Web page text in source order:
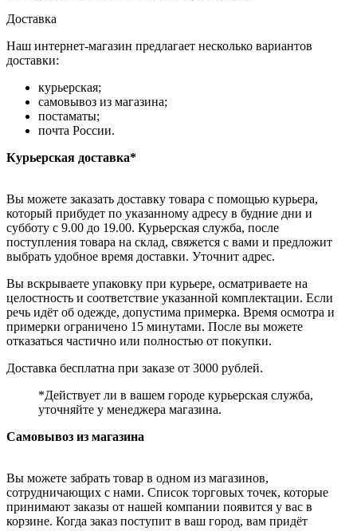
Доставка
Наш интернет-магазин предлагает несколько вариантов
доставки:
курьерская;
самовывоз из магазина;
постаматы;
почта России.
Курьерская доставка*
Вы можете заказать доставку товара с помощью курьера,
который прибудет по указанному адресу в будние дни и
субботу с 9.00 до 19.00. Курьерская служба, после
поступления товара на склад, свяжется с вами и предложит
выбрать удобное время доставки. Уточнит адрес.
Вы вскрываете упаковку при курьере, осматриваете на
целостность и соответствие указанной комплектации. Если
речь идёт об одежде, допустима примерка. Время осмотра и
примерки ограничено 15 минутами. После вы можете
отказаться частично или полностью от покупки.
Доставка бесплатна при заказе от 3000 рублей.
*Действует ли в вашем городе курьерская служба,
уточняйте у менеджера магазина.
Самовывоз из магазина
Вы можете забрать товар в одном из магазинов,
сотрудничающих с нами. Список торговых точек, которые
принимают заказы от нашей компании появится у вас в
корзине. Когда заказ поступит в ваш город, вам придёт